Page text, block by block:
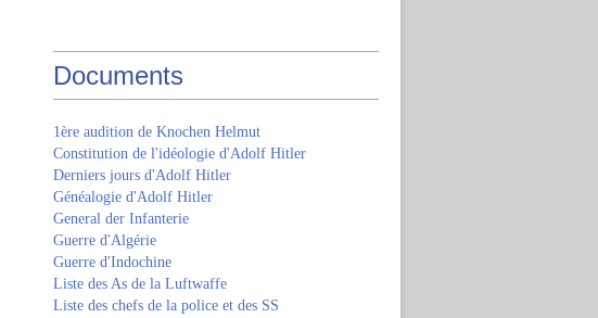
Documents
1ère audition de Knochen Helmut
Constitution de l'idéologie d'Adolf Hitler
Derniers jours d'Adolf Hitler
Généalogie d'Adolf Hitler
General der Infanterie
Guerre d'Algérie
Guerre d'Indochine
Liste des As de la Luftwaffe
Liste des chefs de la police et des SS